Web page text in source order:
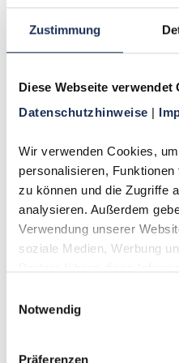
Zustimmung
Diese Webseite verwendet
Datenschutzhinweise |
Wir verwenden Cookies,
personalisieren,
zu können und die Zugriffe
analysieren. Außerdem
Verwendung unserer
soziale Medien, Werbung
haben oder die sie im
Notwendig
Präferenzen
Gemeinschaft. Münzen
Einzelne Länder wie
gesetzliches
Welchen
deutschen Euro-
Gemeinden
kein gesetzliches
Charakter von